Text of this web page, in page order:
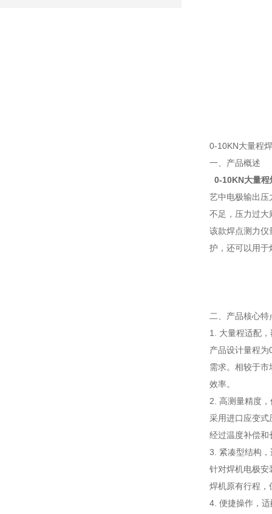
0-10KN大量程
一、产品概述
0-10KN大量程
艺中电极输出压
不足，压力过大
该款焊点测力仪
护，还可以用于
二、产品核心特
1. 大量程适配
产品设计量程
需求。相较于
效率。
2. 高测量精度
采用进口应变式
经过温度补偿和
3. 紧凑型结构
针对焊机电极安
焊机原有行程，
4. 便捷操作，